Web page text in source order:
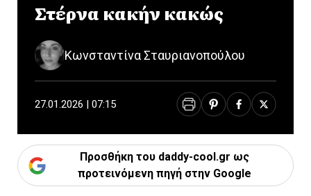
Στέρνα κακήν κακώς
Κωνσταντίνα Σταυριανοπούλου
27.01.2026 | 07:15
Προσθήκη του daddy-cool.gr ως
προτεινόμενη πηγή στην Google